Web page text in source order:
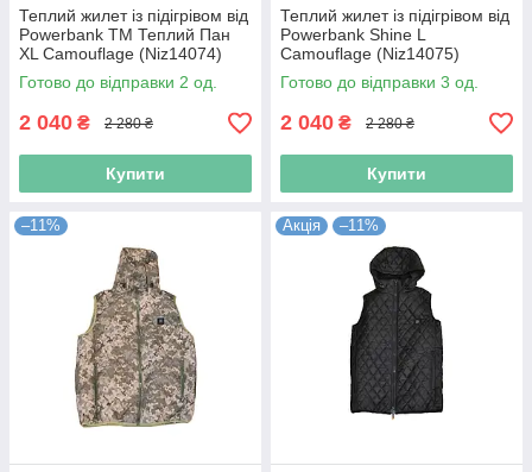
Теплий жилет із підігрівом від
Powerbank TM Теплий Пан
XL Camouflage (Niz14074)
Готово до відправки 2 од.
2 040 ₴ 2 280 ₴
Купити
Теплий жилет із підігрівом від
Powerbank Shine L
Camouflage (Niz14075)
Готово до відправки 3 од.
2 040 ₴ 2 280 ₴
Купити
–11% Акція –11%